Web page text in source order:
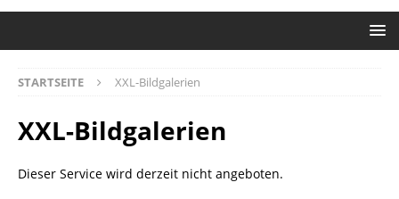
STARTSEITE XXL-Bildgalerien
XXL-Bildgalerien
Dieser Service wird derzeit nicht angeboten.